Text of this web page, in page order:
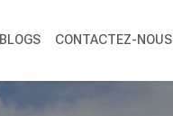
BLOGS CONTACTEZ-NOUS